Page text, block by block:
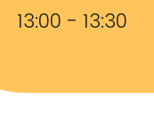
13:00 - 13:30